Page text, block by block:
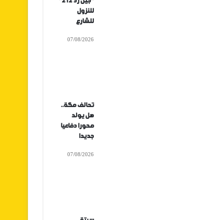
للنزول
للشارع
07/08/2026
تحالف مكة..
هل يولد
محورا دفاعيا
جديدا
07/08/2026